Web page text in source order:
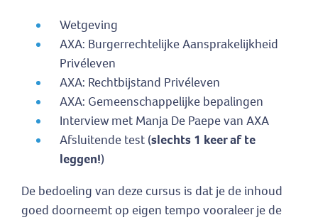
Wetgeving
AXA: Burgerrechtelijke Aansprakelijkheid
Privéleven
AXA: Rechtbijstand Privéleven
AXA: Gemeenschappelijke bepalingen
Interview met Manja De Paepe van AXA
Afsluitende test (slechts 1 keer af te
leggen!)
De bedoeling van deze cursus is dat je de inhoud
goed doorneemt op eigen tempo vooraleer je de